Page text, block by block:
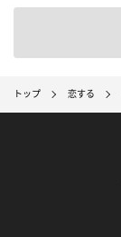
トップ 恋する